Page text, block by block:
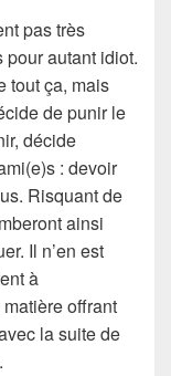
pas très
pour autant idiot.
tout ça, mais
de punir le
décide
: devoir
Risquant de
ainsi
Il n’en est
à
offrant
la suite de